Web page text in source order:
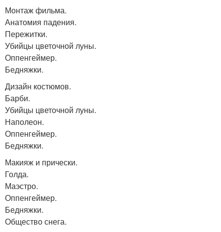
Монтаж фильма.
Анатомия падения.
Пережитки.
Убийцы цветочной луны.
Оппенгеймер.
Бедняжки.
Дизайн костюмов.
Барби.
Убийцы цветочной луны.
Наполеон.
Оппенгеймер.
Бедняжки.
Макияж и прически.
Голда.
Маэстро.
Оппенгеймер.
Бедняжки.
Общество снега.